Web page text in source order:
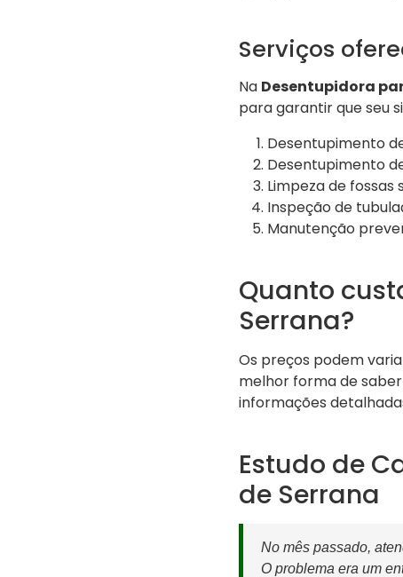
Serviços
Na Desentupidora
para garantir que seu
Desentupimento
Desentupimento
Limpeza de fossas
Inspeção de
Manutenção
Quanto
Serrana?
Os preços podem
melhor forma de
informações
Estudo de
de Serrana
No mês passado,
O problema era um